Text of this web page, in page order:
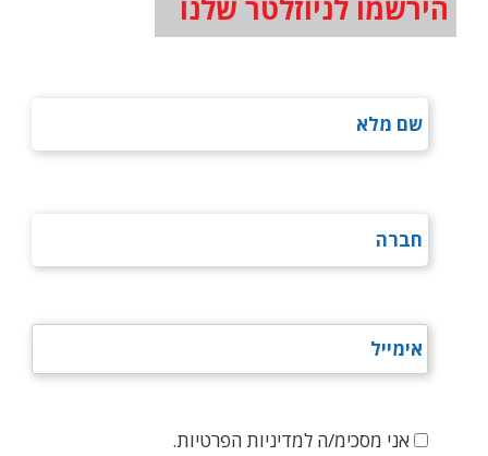
הירשמו לניוזלטר שלנו
אני מסכימ/ה למדיניות הפרטיות.